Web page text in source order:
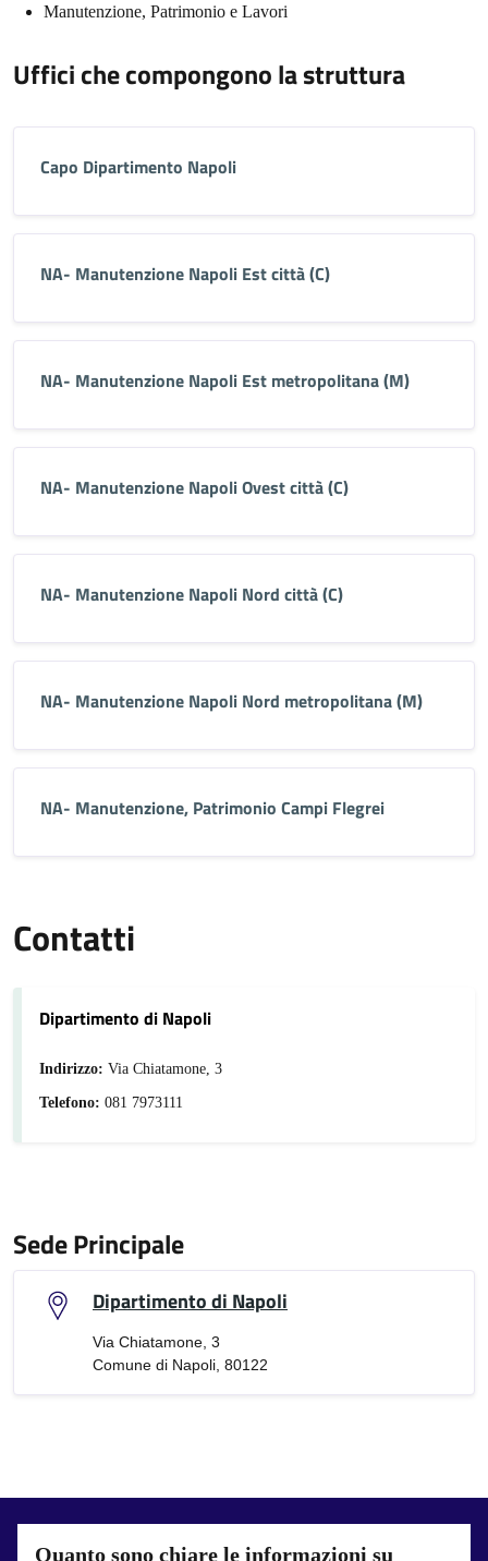
Manutenzione, Patrimonio e Lavori
Uffici che compongono la struttura
Capo Dipartimento Napoli
NA- Manutenzione Napoli Est città (C)
NA- Manutenzione Napoli Est metropolitana (M)
NA- Manutenzione Napoli Ovest città (C)
NA- Manutenzione Napoli Nord città (C)
NA- Manutenzione Napoli Nord metropolitana (M)
NA- Manutenzione, Patrimonio Campi Flegrei
Contatti
Dipartimento di Napoli
Indirizzo: Via Chiatamone, 3
Telefono: 081 7973111
Sede Principale
Dipartimento di Napoli
Via Chiatamone, 3
Comune di Napoli, 80122
Quanto sono chiare le informazioni su